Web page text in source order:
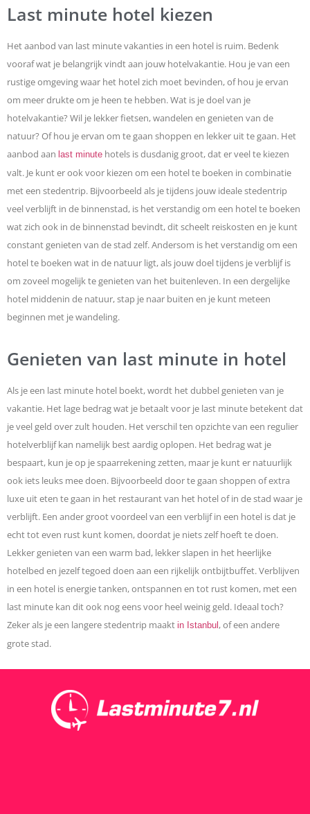
Last minute hotel kiezen
Het aanbod van last minute vakanties in een hotel is ruim. Bedenk
vooraf wat je belangrijk vindt aan jouw hotelvakantie. Hou je van een
rustige omgeving waar het hotel zich moet bevinden, of hou je ervan
om meer drukte om je heen te hebben. Wat is je doel van je
hotelvakantie? Wil je lekker fietsen, wandelen en genieten van de
natuur? Of hou je ervan om te gaan shoppen en lekker uit te gaan. Het
aanbod aan last minute hotels is dusdanig groot, dat er veel te kiezen
valt. Je kunt er ook voor kiezen om een hotel te boeken in combinatie
met een stedentrip. Bijvoorbeeld als je tijdens jouw ideale stedentrip
veel verblijft in de binnenstad, is het verstandig om een hotel te boeken
wat zich ook in de binnenstad bevindt, dit scheelt reiskosten en je kunt
constant genieten van de stad zelf. Andersom is het verstandig om een
hotel te boeken wat in de natuur ligt, als jouw doel tijdens je verblijf is
om zoveel mogelijk te genieten van het buitenleven. In een dergelijke
hotel middenin de natuur, stap je naar buiten en je kunt meteen
beginnen met je wandeling.
Genieten van last minute in hotel
Als je een last minute hotel boekt, wordt het dubbel genieten van je
vakantie. Het lage bedrag wat je betaalt voor je last minute betekent dat
je veel geld over zult houden. Het verschil ten opzichte van een regulier
hotelverblijf kan namelijk best aardig oplopen. Het bedrag wat je
bespaart, kun je op je spaarrekening zetten, maar je kunt er natuurlijk
ook iets leuks mee doen. Bijvoorbeeld door te gaan shoppen of extra
luxe uit eten te gaan in het restaurant van het hotel of in de stad waar je
verblijft. Een ander groot voordeel van een verblijf in een hotel is dat je
echt tot even rust kunt komen, doordat je niets zelf hoeft te doen.
Lekker genieten van een warm bad, lekker slapen in het heerlijke
hotelbed en jezelf tegoed doen aan een rijkelijk ontbijtbuffet. Verblijven
in een hotel is energie tanken, ontspannen en tot rust komen, met een
last minute kan dit ook nog eens voor heel weinig geld. Ideaal toch?
Zeker als je een langere stedentrip maakt in Istanbul, of een andere
grote stad.